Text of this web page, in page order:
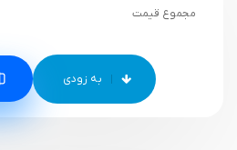
مجموع قیمت